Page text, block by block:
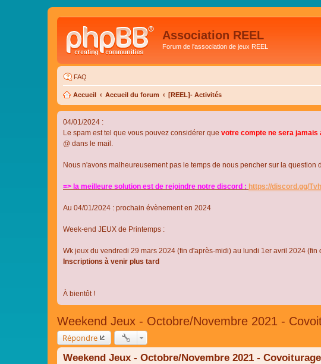
Association REEL
Forum de l'association de jeux REEL
FAQ
Accueil Accueil du forum [REEL]- Activités
04/01/2024 :
Le spam est tel que vous pouvez considérer que votre compte ne sera jamais
@ dans le mail.
Nous n'avons malheureusement pas le temps de nous pencher sur la question
=> la meilleure solution est de rejoindre notre discord : https://discord.gg/
Au 04/01/2024 : prochain évènement en 2024
Week-end JEUX de Printemps :
Wk jeux du vendredi 29 mars 2024 (fin d'après-midi) au lundi 1er avril 2024
Inscriptions à venir plus tard
À bientôt !
Weekend Jeux - Octobre/Novembre 2021 -
Répondre
Weekend Jeux - Octobre/Novembre 2021 - Covoiturage